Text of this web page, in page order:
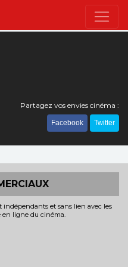
Partagez vos envies cinéma :
Facebook Twitter
et sans lien avec les
en ligne du cinéma.